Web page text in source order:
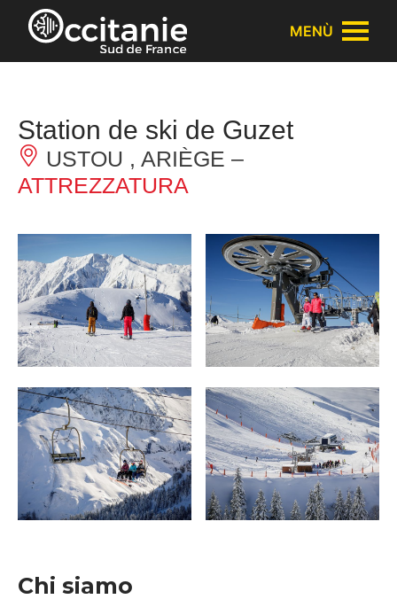
Pannello di gestione dei cookies
MENÙ
Station de ski de Guzet
USTOU , ARIÈGE –
ATTREZZATURA
Chi siamo